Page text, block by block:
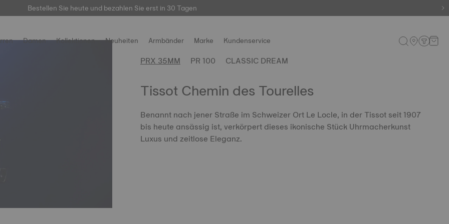
hier
Bestellen Sie heute und bezahlen Sie erst in 30 Tagen
Damen Kollektionen Neuheiten Armbänder Marke Kundenservice
PRX 35MM PR 100 CLASSIC DREAM
Tissot Chemin des Tourelles
Benannt nach jener Straße im Schweizer Ort Le Locle, in der Tissot seit 1907
bis heute ansässig ist, verkörpert dieses ikonische Stück Uhrmacherkunst
Luxus und zeitlose Eleganz.